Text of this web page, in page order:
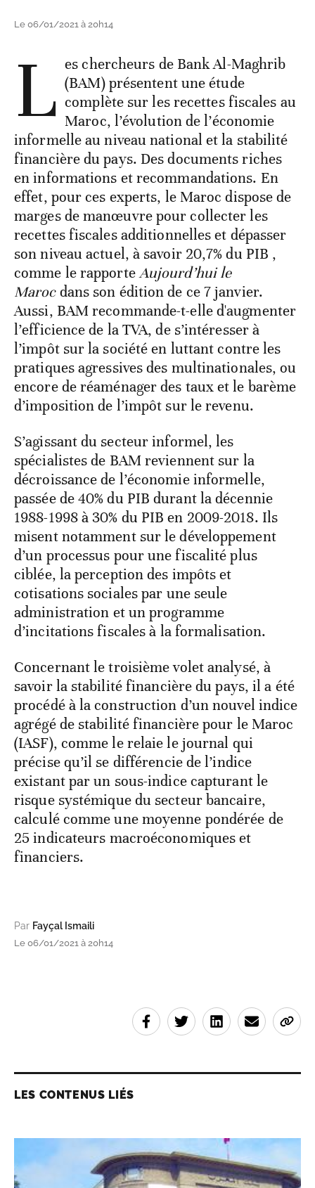
Le 06/01/2021 à 20h14
L es chercheurs de Bank Al-Maghrib
(BAM) présentent une étude
complète sur les recettes fiscales au
Maroc, l’évolution de l’économie
informelle au niveau national et la stabilité
financière du pays. Des documents riches
en informations et recommandations. En
effet, pour ces experts, le Maroc dispose de
marges de manœuvre pour collecter les
recettes fiscales additionnelles et dépasser
son niveau actuel, à savoir 20,7% du PIB ,
comme le rapporteAujourd’hui le
Marocdans son édition de ce 7 janvier.
Aussi, BAM recommande-t-elle d'augmenter
l’efficience de la TVA, de s’intéresser à
l’impôt sur la société en luttant contre les
pratiques agressives des multinationales, ou
encore de réaménager des taux et le barème
d’imposition de l’impôt sur le revenu.
S’agissant du secteur informel, les
spécialistes de BAM reviennent sur la
décroissance de l’économie informelle,
passée de 40% du PIB durant la décennie
1988-1998 à 30% du PIB en 2009-2018. Ils
misent notamment sur le développement
d’un processus pour une fiscalité plus
ciblée, la perception des impôts et
cotisations sociales par une seule
administration et un programme
d’incitations fiscales à la formalisation.
Concernant le troisième volet analysé, à
savoir la stabilité financière du pays, il a été
procédé à la construction d’un nouvel indice
agrégé de stabilité financière pour le Maroc
(IASF), comme le relaie le journal qui
précise qu’il se différencie de l’indice
existant par un sous-indice capturant le
risque systémique du secteur bancaire,
calculé comme une moyenne pondérée de
25 indicateurs macroéconomiques et
financiers.
Par Fayçal Ismaili
Le 06/01/2021 à 20h14
LES CONTENUS LIÉS